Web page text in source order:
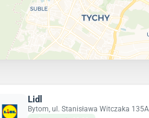
Lidl
Bytom, ul. Stanisława Witczaka 135A